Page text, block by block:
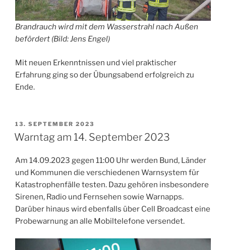
Brandrauch wird mit dem Wasserstrahl nach Außen
befördert (Bild: Jens Engel)
Mit neuen Erkenntnissen und viel praktischer
Erfahrung ging so der Übungsabend erfolgreich zu
Ende.
VERÖFFENTLICHT
AM
13. SEPTEMBER 2023
Warntag am 14. September 2023
Am 14.09.2023 gegen 11:00 Uhr werden Bund, Länder
und Kommunen die verschiedenen Warnsystem für
Katastrophenfälle testen. Dazu gehören insbesondere
Sirenen, Radio und Fernsehen sowie Warnapps.
Darüber hinaus wird ebenfalls über Cell Broadcast eine
Probewarnung an alle Mobiltelefone versendet.